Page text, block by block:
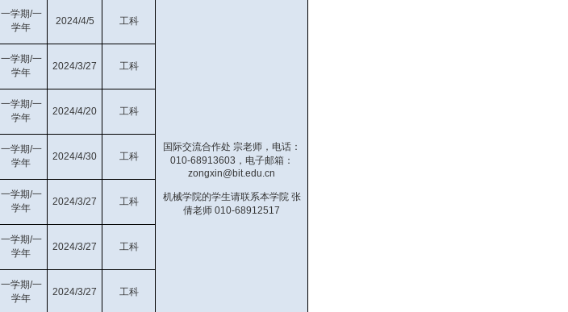
国际交流合作处 宗老师，电话：
010-68913603，电子邮箱：
zongxin@bit.edu.cn
机械学院的学生请联系本学院 张
倩老师 010-68912517
一学期/一
学年
2024/4/5 工科
一学期/一
学年
2024/3/27 工科
一学期/一
学年
2024/4/20 工科
一学期/一
学年
2024/4/30 工科
一学期/一
学年
2024/3/27 工科
一学期/一
学年
2024/3/27 工科
一学期/一
学年
2024/3/27 工科